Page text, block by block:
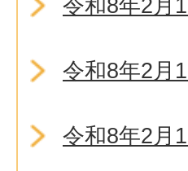
令和8年2月
令和8年2月